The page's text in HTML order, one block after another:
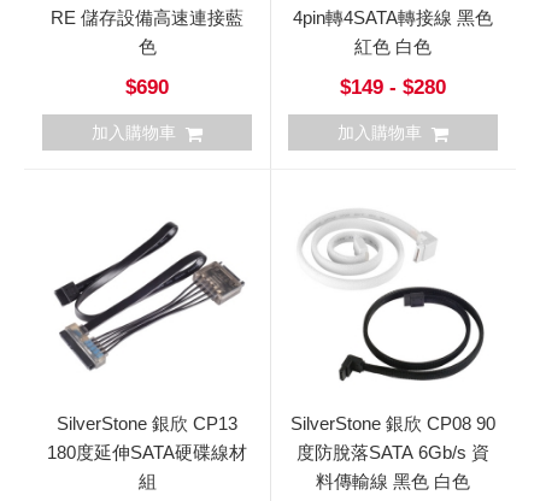
RE 儲存設備高速連接藍
色
$690
加入購物車
4pin轉4SATA轉接線 黑色
紅色 白色
$149 - $280
加入購物車
SilverStone 銀欣 CP13
180度延伸SATA硬碟線材
組
SilverStone 銀欣 CP08 90
度防脫落SATA 6Gb/s 資
料傳輸線 黑色 白色